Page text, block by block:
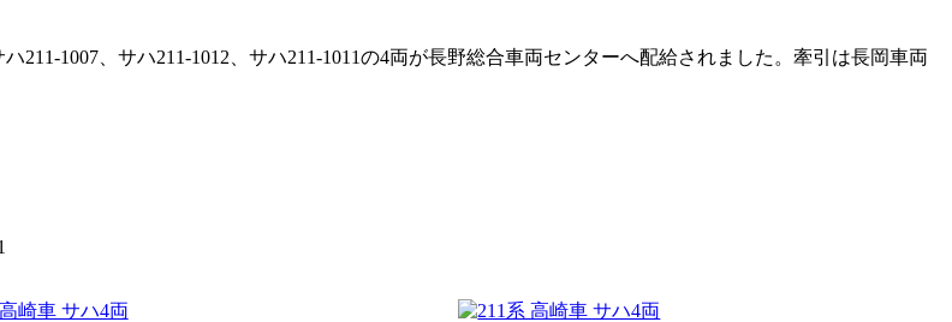
211-1007、サハ211-1012、サハ211-1011の4両が長野総合車両センターへ配給されました。牽引は長岡車両